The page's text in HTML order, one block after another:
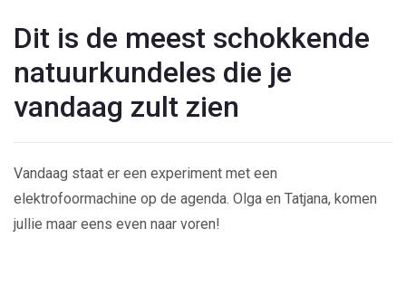
Dit is de meest schokkende
natuurkundeles die je
vandaag zult zien
Vandaag staat er een experiment met een
elektrofoormachine op de agenda. Olga en Tatjana, komen
jullie maar eens even naar voren!